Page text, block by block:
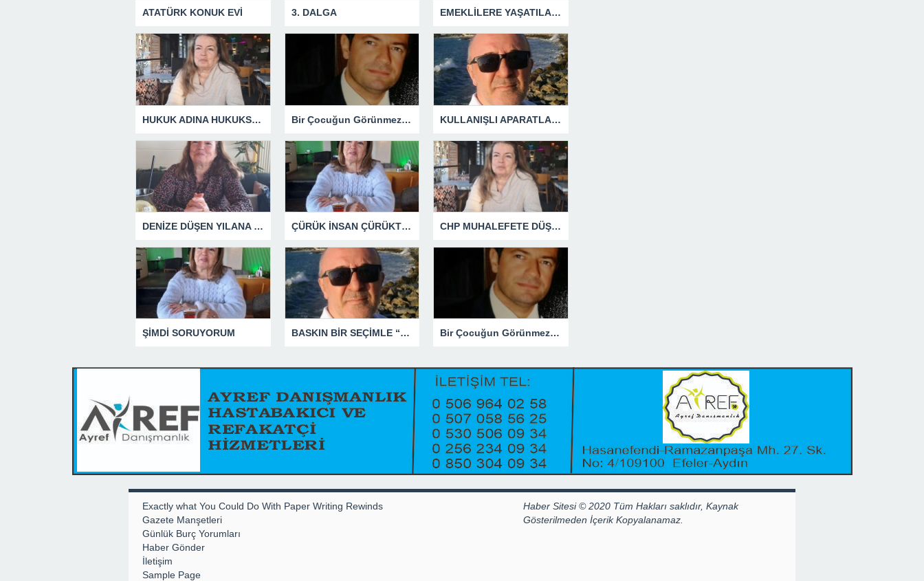
ATATÜRK KONUK EVİ 3. DALGA EMEKLİLERE YAŞATILAN CUMHURİYET TARİHİNİN EN BÜYÜK ZULMÜNÜN DERİN ANALİZİ !
HUKUK ADINA HUKUKSUZLUK Bir Çocuğun Görünmez Yaraları – 42 “Kırık Şehirlerin Çocukları” KULLANIŞLI APARATLARIN KAÇINILMAZ SONU !
DENİZE DÜŞEN YILANA SARILIR ÇÜRÜK İNSAN ÇÜRÜKTÜR CHP MUHALEFETE DÜŞTÜ
ŞİMDİ SORUYORUM BASKIN BİR SEÇİMLE “YENİ PARTİ”Yİ DEVRE DIŞI BIRAKMAK İÇİN DÜĞMEYE Mİ BASILDI? Bir Çocuğun Görünmez Yaraları – 41 “Koparılmış Çocuklar”
Exactly what You Could Do With Paper Writing Rewinds
Gazete Manşetleri
Günlük Burç Yorumları
Haber Gönder
İletişim
Sample Page
Haber Sitesi © 2020 Tüm Hakları saklıdır, Kaynak
Gösterilmeden İçerik Kopyalanamaz.